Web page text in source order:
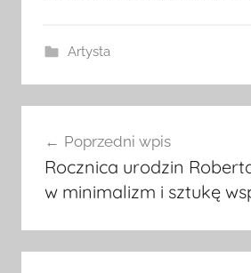
Artysta
wpisuPoprzedni wpis
Rocznica urodzin
w minimalizm i sztukę